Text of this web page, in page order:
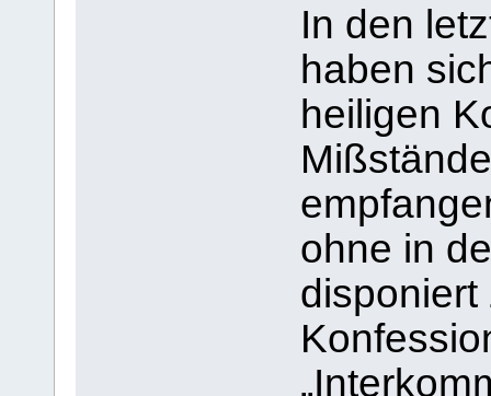
In den
haben
heiligen
ohne in
disponiert